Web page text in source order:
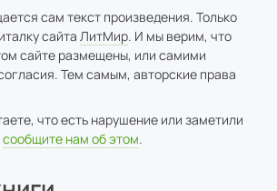
сам текст произведения. Только
сайта ЛитМир. И мы верим, что
сайте размещены, или самими
Тем самым, авторские права
что есть нарушение или заметили
сообщите нам об этом.